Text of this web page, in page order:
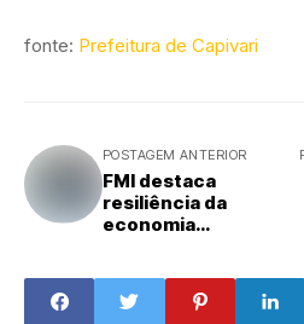
fonte: Prefeitura de Capivari
POSTAGEM ANTERIOR
FMI destaca
resiliência da
economia
2,5%